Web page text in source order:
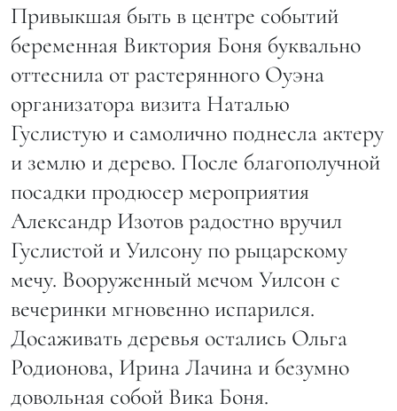
Привыкшая быть в центре событий
беременная Виктория Боня буквально
оттеснила от растерянного Оуэна
организатора визита Наталью
Гуслистую и самолично поднесла актеру
и землю и дерево. После благополучной
посадки продюсер мероприятия
Александр Изотов радостно вручил
Гуслистой и Уилсону по рыцарскому
мечу. Вооруженный мечом Уилсон с
вечеринки мгновенно испарился.
Досаживать деревья остались Ольга
Родионова, Ирина Лачина и безумно
довольная собой Вика Боня.